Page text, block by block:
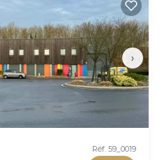
›
Réf. 59_0019